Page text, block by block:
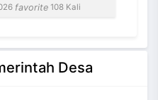
favorite 108 Kali
Desa
S.Kom
Pekon